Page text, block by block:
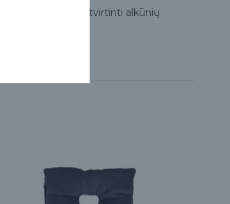
leidžia švelniai pritvirtinti alkūnių